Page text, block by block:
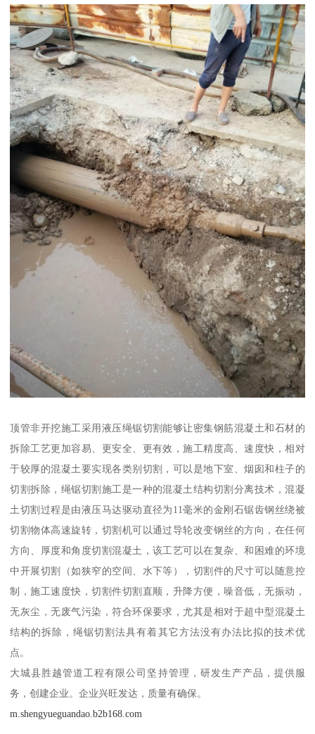
顶管非开挖施工采用液压绳锯切割能够让密集钢筋混凝土和石材的
拆除工艺更加容易、更安全、更有效，施工精度高、速度快，相对
于较厚的混凝土要实现各类别切割，可以是地下室、烟囱和柱子的
切割拆除，绳锯切割施工是一种的混凝土结构切割分离技术，混凝
土切割过程是由液压马达驱动直径为11毫米的金刚石锯齿钢丝绕被
切割物体高速旋转，切割机可以通过导轮改变钢丝的方向，在任何
方向、厚度和角度切割混凝土，该工艺可以在复杂、和困难的环境
中开展切割（如狭窄的空间、水下等），切割件的尺寸可以随意控
制，施工速度快，切割件切割直顺，升降方便，噪音低，无振动，
无灰尘，无废气污染，符合环保要求，尤其是相对于超中型混凝土
结构的拆除，绳锯切割法具有着其它方法没有办法比拟的技术优
点。
大城县胜越管道工程有限公司坚持管理，研发生产产品，提供服
务，创建企业。企业兴旺发达，质量有确保。
m.shengyueguandao.b2b168.com